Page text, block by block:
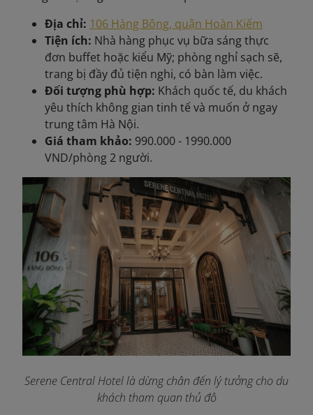
Địa chỉ: 106 Hàng Bông, quận Hoàn Kiếm
Tiện ích: Nhà hàng phục vụ bữa sáng thực
đơn buffet hoặc kiểu Mỹ; phòng nghỉ sạch sẽ,
trang bị đầy đủ tiện nghi, có bàn làm việc.
Đối tượng phù hợp: Khách quốc tế, du khách
yêu thích không gian tinh tế và muốn ở ngay
trung tâm Hà Nội.
Giá tham khảo: 990.000 - 1990.000
VND/phòng 2 người.
Serene Central Hotel là dừng chân đến lý tưởng cho du
khách tham quan thủ đô